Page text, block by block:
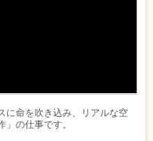
に命を吹き込み、リアルな空
の仕事です。